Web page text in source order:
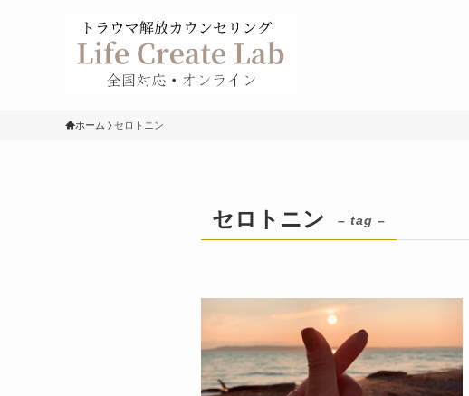
ホーム セロトニン
セロトニン – tag –